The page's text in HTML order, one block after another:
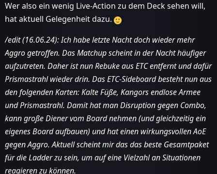
Wer also ein wenig Live-Action zu dem Deck sehen will,
hat aktuell Gelegenheit dazu.
/edit (16.06.24): Ich habe letzte Nacht doch wieder mehr
Aggro getroffen. Das Matchup scheint in der Nacht häufiger
aufzutreten. Daher ist nun Rebuke aus ETC entfernt und dafür
Prismastrahl wieder drin. Das ETC-Sideboard besteht nun aus
den folgenden Karten: Kalte Füße, Kangors endlose Armee
und Prismastrahl. Damit hat man Disruption gegen Combo,
kann große Diener vom Board nehmen (und gleichzeitig ein
eigenes Board aufbauen) und hat einen wirkungsvollen AoE
gegen Aggro. Aktuell scheint mir das das beste Gesamtpaket
für die Ladder zu sein, um auf eine Vielzahl an Situationen
reagieren zu können.